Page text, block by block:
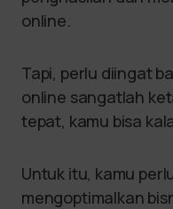
online.
Tapi, perlu diingat
online sangatlah
tepat, kamu bisa
Untuk itu, kamu
mengoptimalkan